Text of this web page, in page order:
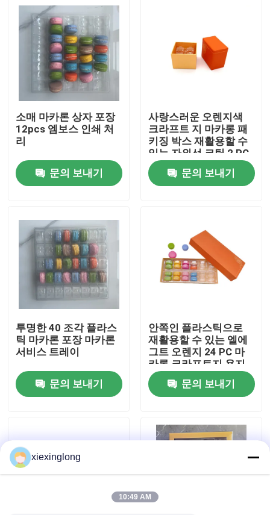
집
비디오
우리 에 관한 것
품질 관리
저희와 연락
사건
소매 마카론 상자 포장
12pcs 엠보스 인쇄 처
리
문의 보내기
사랑스러운 오렌지색
크라프트 지 마카롱 패
키징 박스 재활용할 수
있는 자외선 코팅 2 PC
문의 보내기
투명한 40 조각 플라스
틱 마카론 포장 마카론
서비스 트레이
문의 보내기
안쪽인 플라스틱으로
재활용할 수 있는 엘에
그트 오렌지 24 PC 마
카롱 크라프트지 용지
함
문의 보내기
xiexinglong
10:49 AM